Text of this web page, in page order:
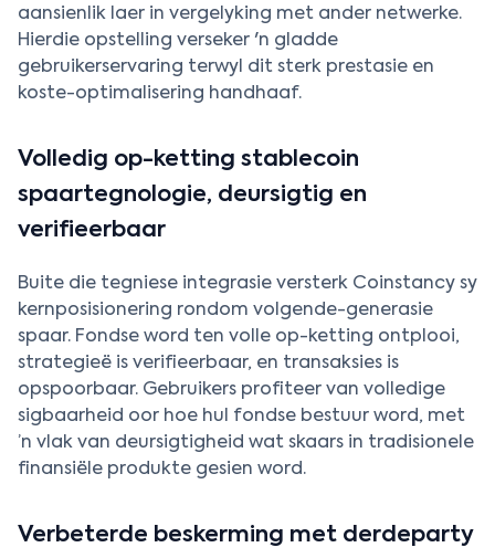
aansienlik laer in vergelyking met ander netwerke.
Hierdie opstelling verseker 'n gladde
gebruikerservaring terwyl dit sterk prestasie en
koste-optimalisering handhaaf.
Volledig op-ketting stablecoin
spaartegnologie, deursigtig en
verifieerbaar
Buite die tegniese integrasie versterk Coinstancy sy
kernposisionering rondom volgende-generasie
spaar. Fondse word ten volle op-ketting ontplooi,
strategieë is verifieerbaar, en transaksies is
opspoorbaar. Gebruikers profiteer van volledige
sigbaarheid oor hoe hul fondse bestuur word, met
’n vlak van deursigtigheid wat skaars in tradisionele
finansiële produkte gesien word.
Verbeterde beskerming met derdeparty